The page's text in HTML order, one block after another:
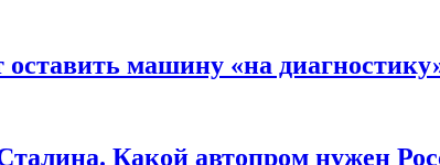
оставить машину «на
Какой автопром нужен